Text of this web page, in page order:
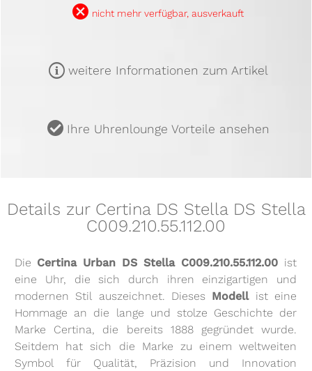
B nicht mehr verfügbar, ausverkauft
m weitere Informationen zum Artikel
u Ihre Uhrenlounge Vorteile ansehen
Details zur Certina DS Stella DS Stella
C009.210.55.112.00
Die Certina Urban DS Stella C009.210.55.112.00 ist
eine Uhr, die sich durch ihren einzigartigen und
modernen Stil auszeichnet. Dieses Modellist eine
Hommage an die lange und stolze Geschichte der
Marke Certina, die bereits 1888 gegründet wurde.
Seitdem hat sich die Marke zu einem weltweiten
Symbol für Qualität, Präzision und Innovation